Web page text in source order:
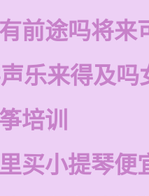
前途吗将来
乐来得及吗
培训
买小提琴便